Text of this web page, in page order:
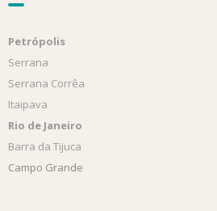
Petrópolis
Serrana
Serrana Corrêa
Itaipava
Rio de Janeiro
Barra da Tijuca
Campo Grande